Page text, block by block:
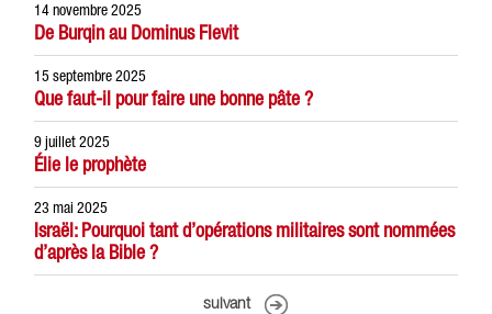
14 novembre 2025
De Burqin au Dominus Flevit
15 septembre 2025
Que faut-il pour faire une bonne pâte ?
9 juillet 2025
Élie le prophète
23 mai 2025
Israël: Pourquoi tant d’opérations militaires sont nommées
d’après la Bible ?
suivant